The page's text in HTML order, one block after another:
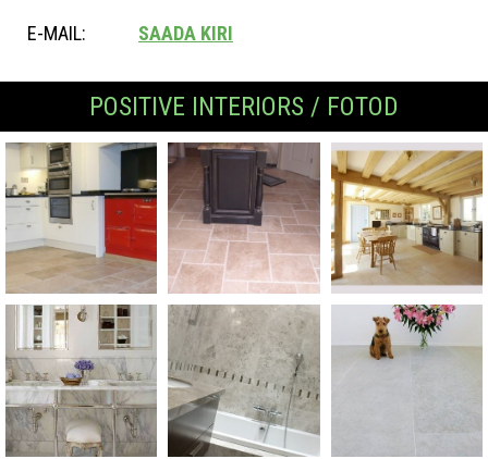
E-MAIL: SAADA KIRI
POSITIVE INTERIORS / FOTOD